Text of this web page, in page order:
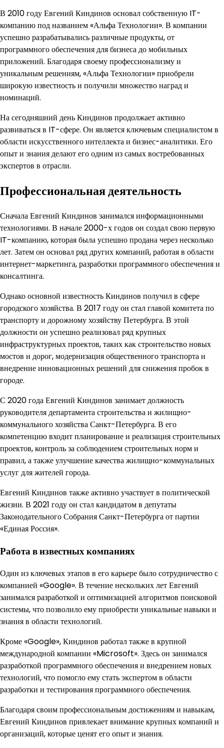
В 2010 году Евгений Киндинов основал собственную IT-
компанию под названием «Альфа Технологии». В компании
успешно разрабатывались различные продукты, от
программного обеспечения для бизнеса до мобильных
приложений. Благодаря своему профессионализму и
уникальным решениям, «Альфа Технологии» приобрели
широкую известность и получили множество наград и
номинаций.
На сегодняшний день Киндинов продолжает активно
развиваться в IT-сфере. Он является ключевым специалистом в
области искусственного интеллекта и бизнес-аналитики. Его
опыт и знания делают его одним из самых востребованных
экспертов в отрасли.
Профессиональная деятельность
Сначала Евгений Киндинов занимался информационными
технологиями. В начале 2000-х годов он создал свою первую
IT-компанию, которая была успешно продана через несколько
лет. Затем он основал ряд других компаний, работая в области
интернет-маркетинга, разработки программного обеспечения и
консалтинга.
Однако основной известность Киндинов получил в сфере
городского хозяйства. В 2017 году он стал главой комитета по
транспорту и дорожному хозяйству Петербурга. В этой
должности он успешно реализовал ряд крупных
инфраструктурных проектов, таких как строительство новых
мостов и дорог, модернизация общественного транспорта и
внедрение инновационных решений для снижения пробок в
городе.
С 2020 года Евгений Киндинов занимает должность
руководителя департамента строительства и жилищно-
коммунального хозяйства Санкт-Петербурга. В его
компетенцию входит планирование и реализация строительных
проектов, контроль за соблюдением строительных норм и
правил, а также улучшение качества жилищно-коммунальных
услуг для жителей города.
Евгений Киндинов также активно участвует в политической
жизни. В 2021 году он стал кандидатом в депутаты
Законодательного Собрания Санкт-Петербурга от партии
«Единая Россия».
Работа в известных компаниях
Один из ключевых этапов в его карьере было сотрудничество с
компанией «Google». В течение нескольких лет Евгений
занимался разработкой и оптимизацией алгоритмов поисковой
системы, что позволило ему приобрести уникальные навыки и
знания в области технологий.
Кроме «Google», Киндинов работал также в крупной
международной компании «Microsoft». Здесь он занимался
разработкой программного обеспечения и внедрением новых
технологий, что помогло ему стать экспертом в области
разработки и тестирования программного обеспечения.
Благодаря своим профессиональным достижениям и навыкам,
Евгений Киндинов привлекает внимание крупных компаний и
организаций, которые ценят его опыт и знания.